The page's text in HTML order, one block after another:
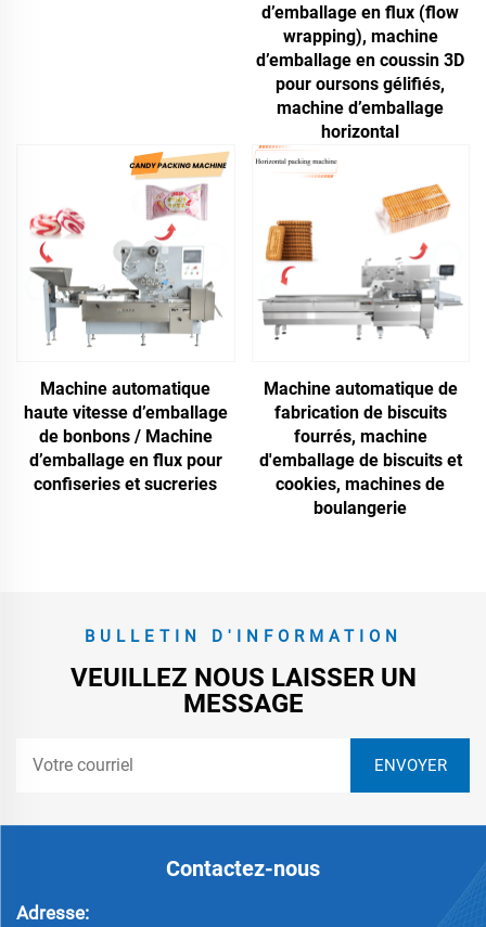
d’emballage en flux (flow
wrapping), machine
d’emballage en coussin 3D
pour oursons gélifiés,
machine d’emballage
horizontal
Machine automatique
haute vitesse d’emballage
de bonbons / Machine
d’emballage en flux pour
confiseries et sucreries
Machine automatique de
fabrication de biscuits
fourrés, machine
d'emballage de biscuits et
cookies, machines de
boulangerie
BULLETIN D'INFORMATION
VEUILLEZ NOUS LAISSER UN
MESSAGE
Contactez-nous
Adresse: